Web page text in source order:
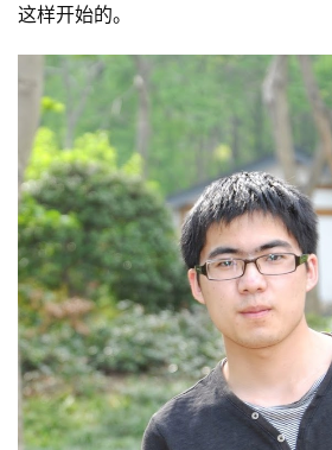
这样开始的。